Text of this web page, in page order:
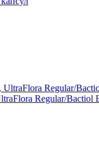
Regular/Bactiol